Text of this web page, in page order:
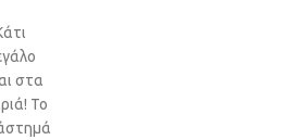
στα
Το